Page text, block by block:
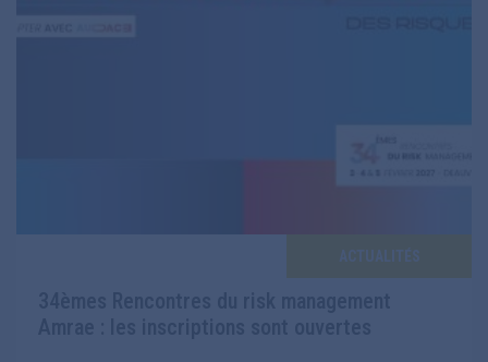
ACTUALITÉS